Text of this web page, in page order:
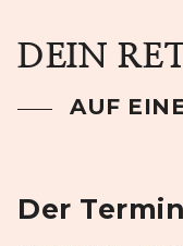
DEIN
AUF
Der